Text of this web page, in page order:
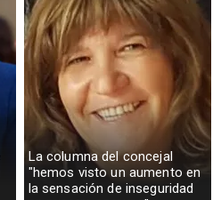
La columna del concejal
"hemos visto un aumento en
la sensación de inseguridad